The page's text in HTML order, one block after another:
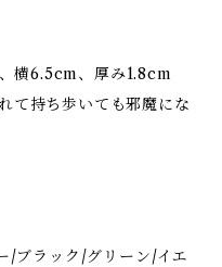
横6.5cm、厚み1.8cm
て持ち歩いても邪魔にな
/ブラック/グリーン/イエ